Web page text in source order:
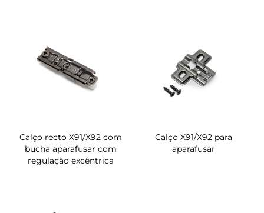
Calço recto X91/X92 com
bucha aparafusar com
regulação excêntrica
Calço X91/X92 para
aparafusar